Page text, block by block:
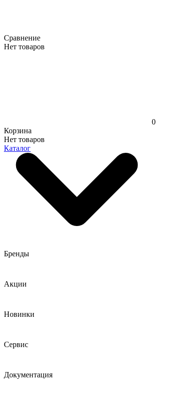
Сравнение
Нет товаров
0
Корзина
Нет товаров
Каталог
Бренды
Акции
Новинки
Сервис
Документация